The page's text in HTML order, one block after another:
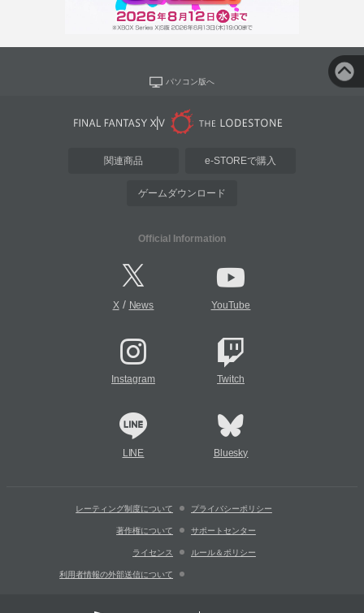
パソコン版へ
関連商品 e-STOREで購入
ゲームダウンロード
Official Information
X/ News YouTube
Instagram Twitch
LINE Bluesky
レーティング制度について プライバシーポリシー
著作権について サポートセンター
ライセンス ルール＆ポリシー
利用者情報の外部送信について